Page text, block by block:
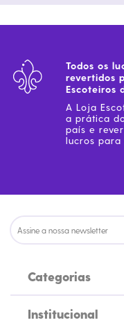
Todos os
revertidos
Escoteiros
A Loja
a prática
país e
lucros para
Categorias
Institucional